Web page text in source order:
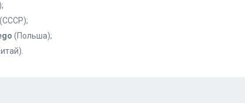
(СССР);
(Польша);